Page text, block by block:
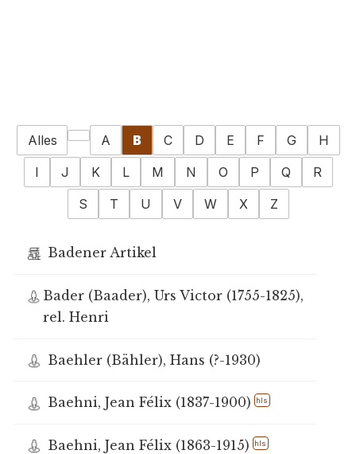
Alles A B C D E F G
H
I
J K L M N O P Q
R
S
T U V W X Z
Badener Artikel
Bader (Baader), Urs Victor (1755-1825),
rel. Henri
Baehler (Bähler), Hans (?-1930)
Baehni, Jean Félix (1837-1900) hls
Baehni, Jean Félix (1863-1915) hls